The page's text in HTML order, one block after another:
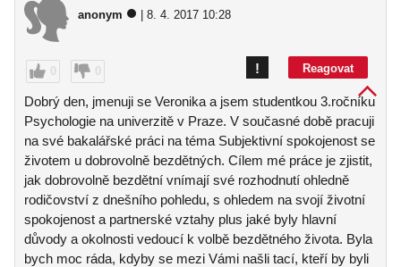
anonym | 8. 4. 2017 10:28
0 0 Reagovat
!
Dobrý den, jmenuji se Veronika a jsem studentkou 3.ročníku
Psychologie na univerzitě v Praze. V současné době pracuji
na své bakalářské práci na téma Subjektivní spokojenost se
životem u dobrovolně bezdětných. Cílem mé práce je zjistit,
jak dobrovolně bezdětní vnímají své rozhodnutí ohledně
rodičovství z dnešního pohledu, s ohledem na svojí životní
spokojenost a partnerské vztahy plus jaké byly hlavní
důvody a okolnosti vedoucí k volbě bezdětného života. Byla
bych moc ráda, kdyby se mezi Vámi našli tací, kteří by byli